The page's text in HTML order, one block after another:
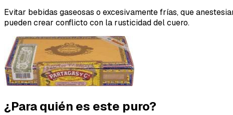
Evitar bebidas gaseosas o excesivamente frías, que
pueden crear conflicto con la rusticidad del cuero.
¿Para quién es este puro?